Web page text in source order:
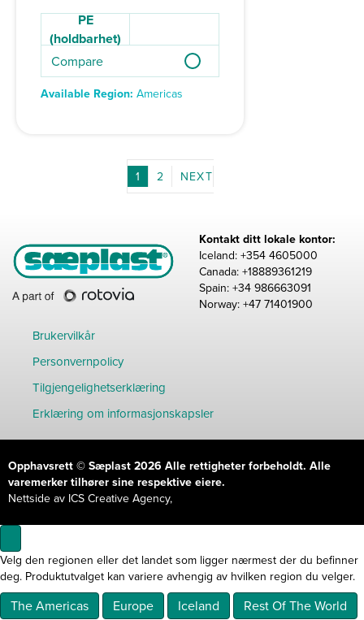
PE
(holdbarhet)
Compare
Available Region: Americas
1 2
Kontakt ditt lokale kontor:
Iceland: +354 4605000
Canada: +18889361219
Spain: +34 986663091
Norway: +47 71401900
Brukervilkår
Personvernpolicy
Tilgjengelighetserklæring
Erklæring om informasjonskapsler
Opphavsrett © Sæplast 2026 Alle rettigheter forbeholdt. Alle
varemerker tilhører sine respektive eiere.
Nettside av ICS Creative Agency,
Velg den regionen eller det landet som ligger nærmest der du befinner
deg. Produktutvalget kan variere avhengig av hvilken region du velger.
The Americas Europe Iceland Rest Of The World